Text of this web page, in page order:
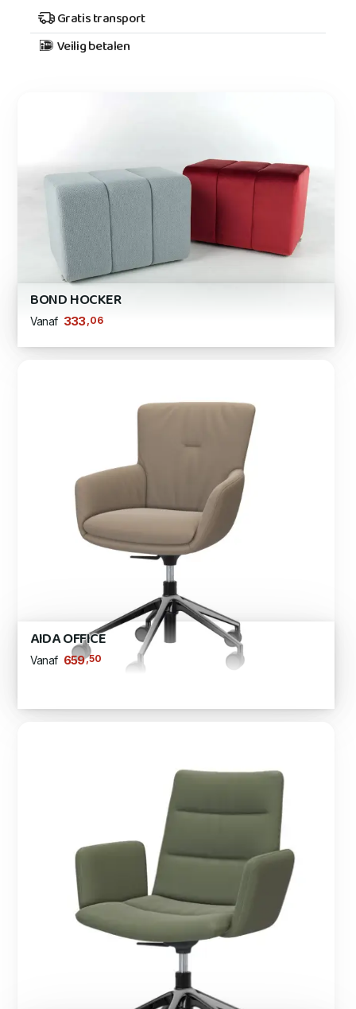
Gratis transport
Veilig betalen
BOND HOCKER
Vanaf 333 ,06
AIDA OFFICE
Vanaf 659,50